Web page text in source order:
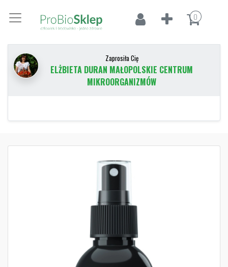
0
Zaprosiła Cię
ELŻBIETA DURAN MAŁOPOLSKIE CENTRUM
MIKROORGANIZMÓW